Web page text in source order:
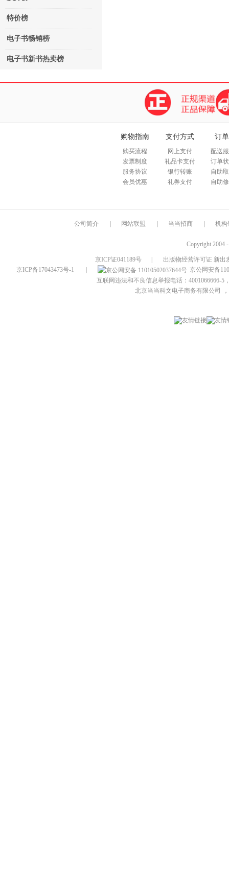
特价榜
电子书畅销榜
电子书新书热卖榜
购物指南
购买流程
发票制度
服务协议
会员优惠
支付方式
网上支付
礼品卡支付
银行转账
礼券支付
订
配送
订单
自助
自助
公司简介 网站联盟 当当招商 机构
Copyright 2004
京ICP证041189号
出版物经营许可证 新出
京ICP备17043473号-1
京公网安备
互联网违法和不良信息举报电话：4001066666-5
北京当当科文电子商务有限公司